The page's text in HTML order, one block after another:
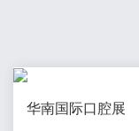
华南国际口腔展